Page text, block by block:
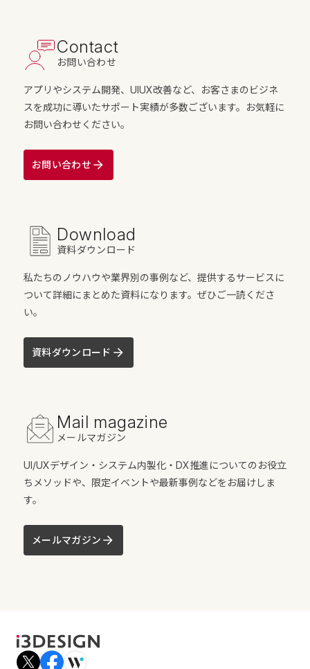
Contact
お問い合わせ
アプリやシステム開発、UIUX改善など、お客さまのビジネ
スを成功に導いたサポート実績が多数ございます。お気軽に
お問い合わせください。
お問い合わせ
Download
資料ダウンロード
私たちのノウハウや業界別の事例など、提供するサービスに
ついて詳細にまとめた資料になります。ぜひご一読くださ
い。
資料ダウンロード
Mail magazine
メールマガジン
UI/UXデザイン・システム内製化・DX推進についてのお役立
ちメソッドや、限定イベントや最新事例などをお届けしま
す。
メールマガジン